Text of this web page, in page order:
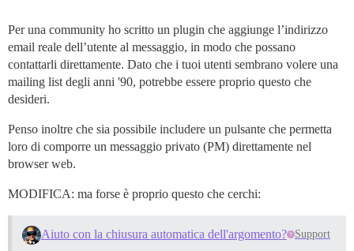
Per una community ho scritto un plugin che aggiunge l’indirizzo
email reale dell’utente al messaggio, in modo che possano
contattarli direttamente. Dato che i tuoi utenti sembrano volere una
mailing list degli anni '90, potrebbe essere proprio questo che
desideri.
Penso inoltre che sia possibile includere un pulsante che permetta
loro di comporre un messaggio privato (PM) direttamente nel
browser web.
MODIFICA: ma forse è proprio questo che cerchi:
Aiuto con la chiusura automatica dell'argomento? Support